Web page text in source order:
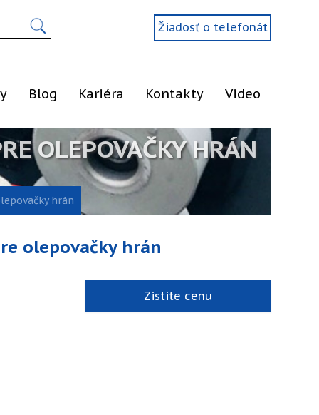
Žiadosť o telefonát
Blog Kariéra Kontakty Video
OLEPOVAČKY HRÁN
hrán
olepovačky hrán
Zistite cenu